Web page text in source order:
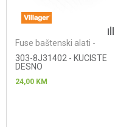
Fuse baštenski alati -
303-8J31402 - KUCISTE
DESNO
24,00 KM